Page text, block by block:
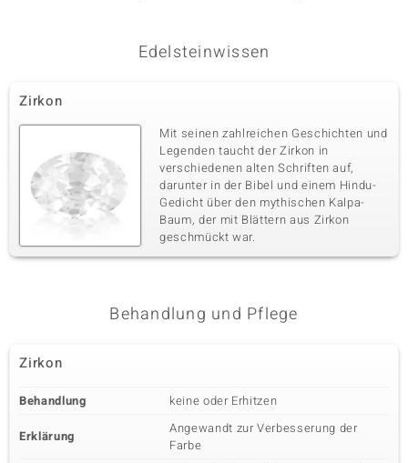
Edelsteinwissen
Zirkon
Mit seinen zahlreichen Geschichten und
Legenden taucht der Zirkon in
verschiedenen alten Schriften auf,
darunter in der Bibel und einem Hindu-
Gedicht über den mythischen Kalpa-
Baum, der mit Blättern aus Zirkon
geschmückt war.
Behandlung und Pflege
Zirkon
Behandlung keine oder Erhitzen
Erklärung
Angewandt zur Verbesserung der
Farbe